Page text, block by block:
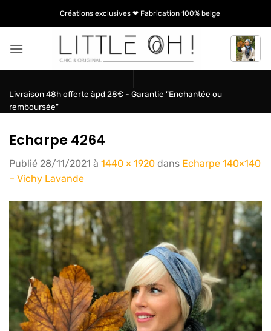
Créations exclusives ❤ Fabrication 100% belge
Livraison 48h offerte àpd 28€ - Garantie "Enchantée ou
remboursée"
Echarpe 4264
Publié 28/11/2021 à 1440 × 1920 dans Echarpe 140×140
– Vichy Lavande